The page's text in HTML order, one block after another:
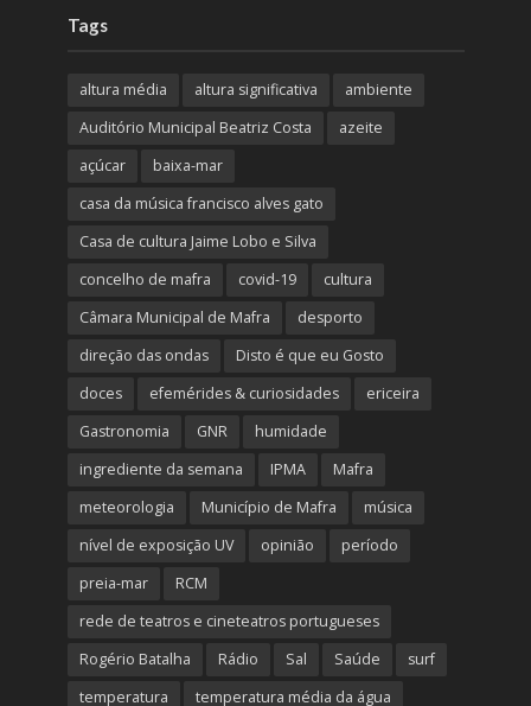
Tags
altura média altura significativa
ambiente
Auditório Municipal Beatriz Costa
azeite
açúcar
baixa-mar
casa da música francisco alves gato
Casa de cultura Jaime Lobo e Silva
concelho de mafra
covid-19
cultura
Câmara Municipal de Mafra
desporto
direção das ondas
Disto é que eu Gosto
doces
efemérides & curiosidades
ericeira
Gastronomia
GNR
humidade
ingrediente da semana
IPMA
Mafra
meteorologia
Município de Mafra
música
nível de exposição UV
opinião
período
preia-mar
RCM
rede de teatros e cineteatros portugueses
Rogério Batalha
Rádio Sal Saúde
surf
temperatura
temperatura média da água